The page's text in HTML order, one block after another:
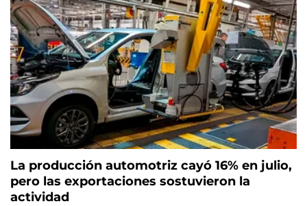
La producción automotriz cayó 16% en julio,
pero las exportaciones sostuvieron la
actividad